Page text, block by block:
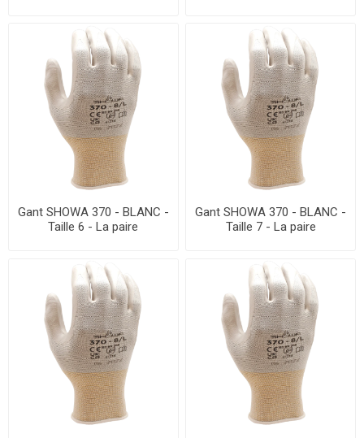
Gant SHOWA 370 - BLANC -
Taille 6 - La paire
Gant SHOWA 370 - BLANC -
Taille 7 - La paire